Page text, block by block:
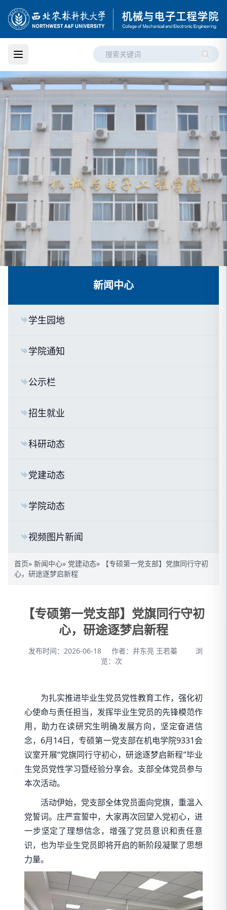
新闻中心
学生园地
学院通知
公示栏
招生就业
科研动态
党建动态
学院动态
视频图片新闻
首页» 新闻中心» 党建动态» 【专硕第一党支部】党旗同行守初
心，研途逐梦启新程
【专硕第一党支部】党旗同行守初
心，研途逐梦启新程
发布时间：2026-06-18 作者：井东亮 王若蓁
浏
览： 次
为扎实推进毕业生党员党性教育工作，强化初
心使命与责任担当，发挥毕业生党员的先锋模范作
用，助力在读研究生明确发展方向，坚定奋进信
念，6月14日，专硕第一党支部在机电学院9331会
议室开展“党旗同行守初心，研途逐梦启新程”毕业
生党员党性学习暨经验分享会。支部全体党员参与
本次活动。
活动伊始，党支部全体党员面向党旗，重温入
党誓词。庄严宣誓中，大家再次回望入党初心，进
一步坚定了理想信念，增强了党员意识和责任意
识，也为毕业生党员即将开启的新阶段凝聚了思想
力量。